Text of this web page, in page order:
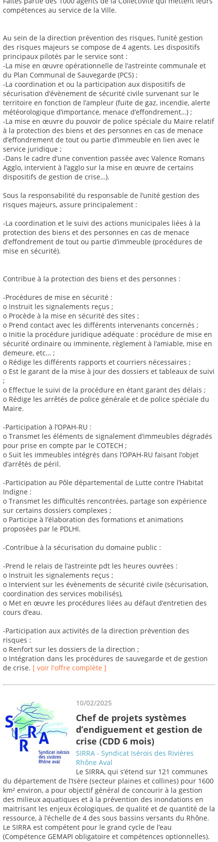
compétences au service de la Ville.
Au sein de la direction prévention des risques, l’unité gestion
des risques majeurs se compose de 4 agents. Les dispositifs
principaux pilotés par le service sont :
-La mise en œuvre opérationnelle de l’astreinte communale et
du Plan Communal de Sauvegarde (PCS) ;
-La coordination et ou la participation aux dispositifs de
sécurisation d’évènement de sécurité civile survenant sur le
territoire en fonction de l’ampleur (fuite de gaz, incendie, alerte
météorologique d’importance, menace d’effondrement…) ;
-La mise en œuvre du pouvoir de police spéciale du Maire relatif
à la protection des biens et des personnes en cas de menace
d’effondrement de tout ou partie d’immeuble en lien avec le
service juridique ;
-Dans le cadre d’une convention passée avec Valence Romans
Agglo, intervient à l’agglo sur la mise en œuvre de certains
dispositifs de gestion de crise…).
Sous la responsabilité du responsable de l’unité gestion des
risques majeurs, assure principalement :
-La coordination et le suivi des actions municipales liées à la
protection des biens et des personnes en cas de menace
d’effondrement de tout ou partie d’immeuble (procédures de
mise en sécurité).
Contribue à la protection des biens et des personnes :
-Procédures de mise en sécurité :
o Instruit les signalements reçus ;
o Procède à la mise en sécurité des sites ;
o Prend contact avec les différents intervenants concernés ;
o Initie la procédure juridique adéquate : procédure de mise en
sécurité ordinaire ou imminente, règlement à l’amiable, mise en
demeure, etc… ;
o Rédige les différents rapports et courriers nécessaires ;
o Est le garant de la mise à jour des dossiers et tableaux de suivi
;
o Effectue le suivi de la procédure en étant garant des délais ;
o Rédige les arrêtés de police générale et de police spéciale du
Maire.
-Participation à l’OPAH-RU :
o Transmet les éléments de signalement d’immeubles dégradés
pour prise en compte par le COTECH ;
o Suit les immeubles intégrés dans l’OPAH-RU faisant l’objet
d’arrêtés de péril.
-Participation au Pôle départemental de Lutte contre l’Habitat
Indigne :
o Transmet les difficultés rencontrées, partage son expérience
sur certains dossiers complexes ;
o Participe à l’élaboration des formations et animations
proposées par le PDLHI.
-Contribue à la sécurisation du domaine public :
-Prend le relais de l’astreinte pdt les heures ouvrées :
o Instruit les signalements reçus ;
o Intervient sur les évènements de sécurité civile (sécurisation,
coordination des services mobilisés),
o Met en œuvre les procédures liées au défaut d’entretien des
cours d’eau.
-Participation aux activités de la direction prévention des
risques :
o Renfort sur les dossiers de la direction ;
o Intégration dans les procédures de sauvegarde et de gestion
de crise. [ voir l'offre complète ]
10/02/2025
Chef de projets systèmes
d’endiguement et gestion de
crise (CDD 6 mois)
SIRRA - Syndicat Isérois des Rivières
Rhône Aval
Le SIRRA, qui s’étend sur 121 communes
du département de l’Isère (secteur plaines et collines) pour 1600
km² environ, a pour objectif général de concourir à la gestion
des milieux aquatiques et à la prévention des inondations en
maitrisant les enjeux écologiques, de qualité et de quantité de la
ressource, à l‛échelle de 4 des sous bassins versants du Rhône.
Le SIRRA est compétent pour le grand cycle de l’eau
(Compétence GEMAPI obligatoire et compétences optionnelles).